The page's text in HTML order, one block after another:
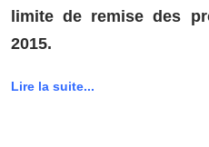
limite de remise des
2015.
Lire la suite...